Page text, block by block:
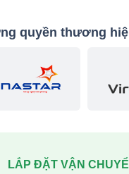
quyền thương
LẮP ĐẶT VẬN